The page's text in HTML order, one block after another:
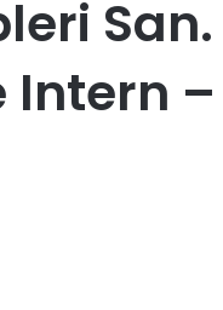
San.
Intern –